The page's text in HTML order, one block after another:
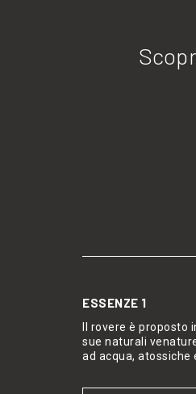
ESSENZE 1
Il rovere è
sue naturali
ad acqua, atossiche